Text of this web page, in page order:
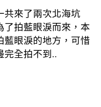
共來了兩次北海坑
了拍藍眼淚而來，本
藍眼淚的地方，可惜
完全拍不到..